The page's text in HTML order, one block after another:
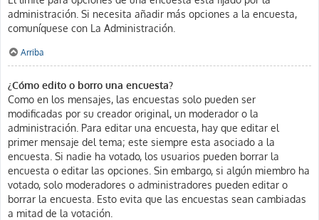
administración. Si necesita añadir más opciones a la encuesta,
comuníquese con La Administración.
Arriba
¿Cómo edito o borro una encuesta?
Como en los mensajes, las encuestas solo pueden ser
modificadas por su creador original, un moderador o la
administración. Para editar una encuesta, hay que editar el
primer mensaje del tema; este siempre esta asociado a la
encuesta. Si nadie ha votado, los usuarios pueden borrar la
encuesta o editar las opciones. Sin embargo, si algún miembro ha
votado, solo moderadores o administradores pueden editar o
borrar la encuesta. Esto evita que las encuestas sean cambiadas
a mitad de la votación.